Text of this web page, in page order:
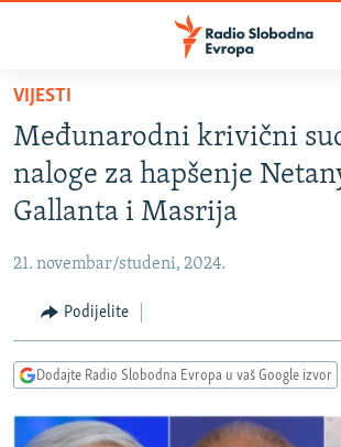
Pređite
glavni
sadržaj
Pređite
na
glavnu
Pređite
na
pretragu
VIJESTI
BOSNA I HERCEGOVINA
SRBIJA
CRNA GORA
VIZUELNO
INFOGRAFIKE
RAT U UKRAJINI
KINA NA BALKANU
VIJESTI
Međunarodni krivični
naloge za hapšenje
Gallanta i Masrija
21. novembar/studeni, 2024.
Podijelite
Dodajte Radio Slobodna Evropa u vaš Google izvor